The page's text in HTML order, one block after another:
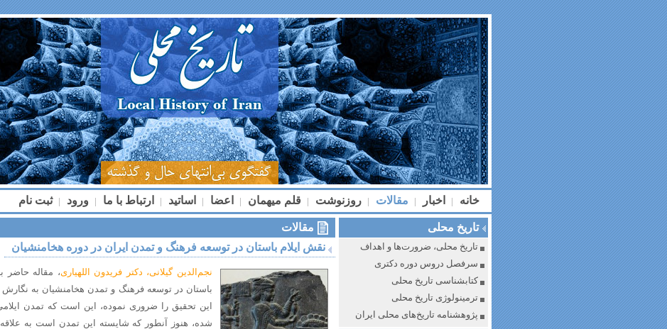
خانه | اخبار | مقالات | روزنوشت | قلم میهمان | اعضا | اساتید | ارتباط با ما | ورود | ثبت نام
تاریخ محلی
تاریخ محلی، ضرورت‌ها و اهداف
سرفصل دروس دوره دکتری
کتابشناسی تاریخ محلی
ترمینولوژی تاریخ محلی
پژوهشنامه تاریخ‌های محلی ایران
مقالات
نقش ایلام باستان در توسعه فرهنگ و تمدن ایران در دوره هخامنشیان
نجم‌الدین گیلانی، دکتر فریدون اللهیاری، مقاله حاضر
باستان در توسعه فرهنگ و تمدن هخامنشیان به
این تحقیق را ضروری نموده، این است که تمدن
شده، هنوز آنطور که شایسته این تمدن است به